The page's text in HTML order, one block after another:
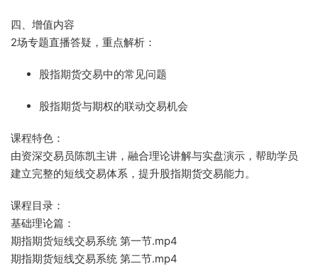
四、增值内容
2场专题直播答疑，重点解析：
股指期货交易中的常见问题
股指期货与期权的联动交易机会
课程特色：
由资深交易员陈凯主讲，融合理论讲解与实盘演示，帮助学员
建立完整的短线交易体系，提升股指期货交易能力。
课程目录：
基础理论篇：
期指期货短线交易系统 第一节.mp4
期指期货短线交易系统 第二节.mp4